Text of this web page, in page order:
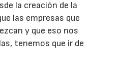
la creación de la
las empresas que
y que eso nos
tenemos que ir de